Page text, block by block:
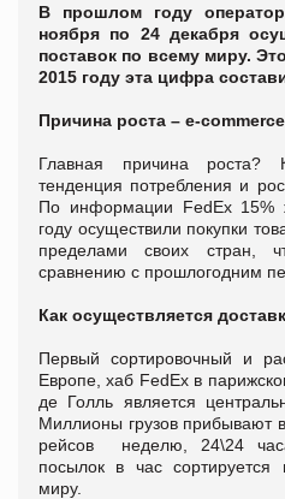
В прошлом году
ноября по 24 декабря
поставок по всему миру.
2015 году эта цифра
Причина роста – e-commerce
Главная причина
тенденция потребления и
По информации FedEx 15%
году осуществили покупки
пределами своих
сравнению с прошлогодним
Как осуществляется
Первый сортировочный и
Европе, хаб FedEx в
де Голль является
Миллионы грузов прибывают
рейсов неделю, 24\24
посылок в час
миру.